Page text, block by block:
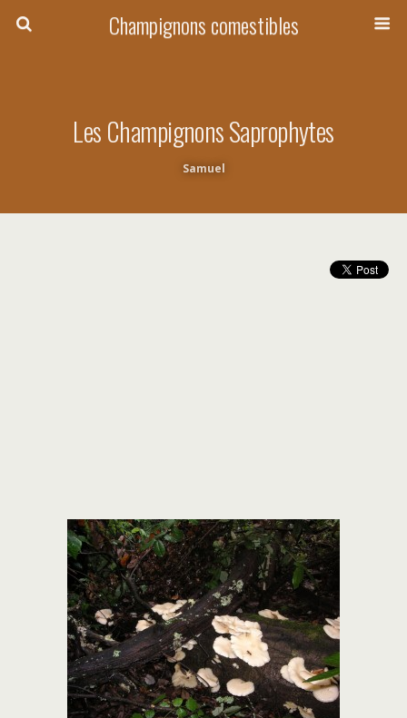
Champignons comestibles
Les Champignons Saprophytes
Samuel